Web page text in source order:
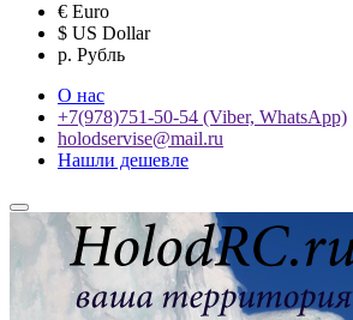
€ Euro
$ US Dollar
р. Рубль
О нас
+7(978)751-50-54 (Viber, WhatsApp)
holodservise@mail.ru
Нашли дешевле